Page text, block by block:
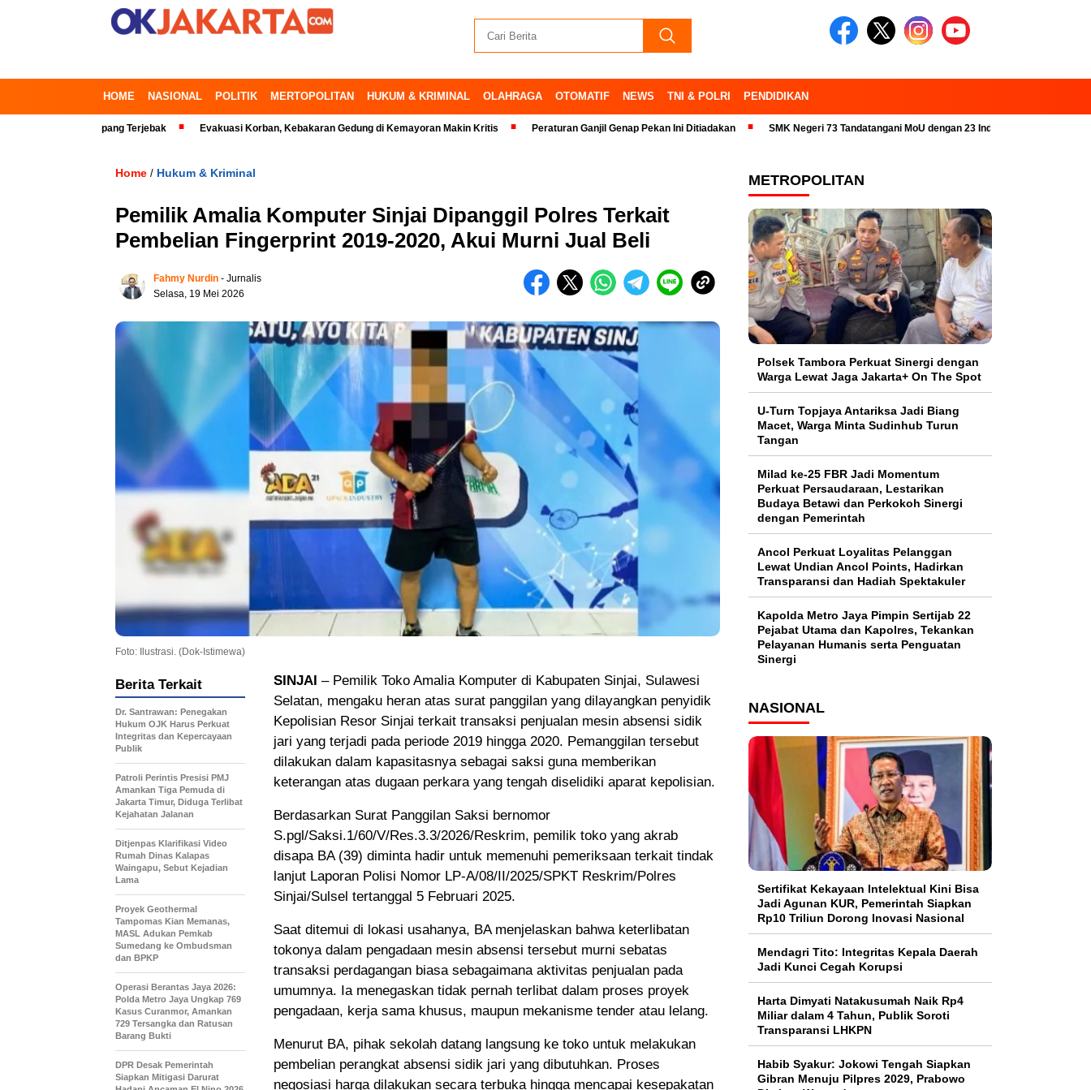
HOME NASIONAL POLITIK MERTOPOLITAN HUKUM & KRIMINAL OLAHRAGA OTOMATIF NEWS TNI & POLRI PENDIDIKAN
Penumpang Terjebak Evakuasi Korban, Kebakaran Gedung di Kemayoran Makin Kritis Peraturan Ganjil Genap Pekan Ini Ditiadakan SMK Negeri 73 Tandatangani MoU dengan 23 Industri Pariwisata dan Kampus
Home / Hukum & Kriminal
Pemilik Amalia Komputer Sinjai Dipanggil Polres Terkait
Pembelian Fingerprint 2019-2020, Akui Murni Jual Beli
Fahmy Nurdin - Jurnalis
Selasa, 19 Mei 2026
Foto: Ilustrasi. (Dok-Istimewa)
SINJAI – Pemilik Toko Amalia Komputer di Kabupaten Sinjai, Sulawesi
Selatan, mengaku heran atas surat panggilan yang dilayangkan penyidik
Kepolisian Resor Sinjai terkait transaksi penjualan mesin absensi sidik
jari yang terjadi pada periode 2019 hingga 2020. Pemanggilan tersebut
dilakukan dalam kapasitasnya sebagai saksi guna memberikan
keterangan atas dugaan perkara yang tengah diselidiki aparat kepolisian.
Berdasarkan Surat Panggilan Saksi bernomor
S.pgl/Saksi.1/60/V/Res.3.3/2026/Reskrim, pemilik toko yang akrab
disapa BA (39) diminta hadir untuk memenuhi pemeriksaan terkait tindak
lanjut Laporan Polisi Nomor LP-A/08/II/2025/SPKT Reskrim/Polres
Sinjai/Sulsel tertanggal 5 Februari 2025.
Saat ditemui di lokasi usahanya, BA menjelaskan bahwa keterlibatan
tokonya dalam pengadaan mesin absensi tersebut murni sebatas
transaksi perdagangan biasa sebagaimana aktivitas penjualan pada
umumnya. Ia menegaskan tidak pernah terlibat dalam proses proyek
pengadaan, kerja sama khusus, maupun mekanisme tender atau lelang.
Menurut BA, pihak sekolah datang langsung ke toko untuk melakukan
pembelian perangkat absensi sidik jari yang dibutuhkan. Proses
negosiasi harga dilakukan secara terbuka hingga mencapai kesepakatan
Berita Terkait
Dr. Santrawan: Penegakan
Hukum OJK Harus Perkuat
Integritas dan Kepercayaan
Publik
Patroli Perintis Presisi PMJ
Amankan Tiga Pemuda di
Jakarta Timur, Diduga Terlibat
Kejahatan Jalanan
Ditjenpas Klarifikasi Video
Rumah Dinas Kalapas
Waingapu, Sebut Kejadian
Lama
Proyek Geothermal
Tampomas Kian Memanas,
MASL Adukan Pemkab
Sumedang ke Ombudsman
dan BPKP
Operasi Berantas Jaya 2026:
Polda Metro Jaya Ungkap 769
Kasus Curanmor, Amankan
729 Tersangka dan Ratusan
Barang Bukti
DPR Desak Pemerintah
Siapkan Mitigasi Darurat
METROPOLITAN
Polsek Tambora Perkuat Sinergi dengan
Warga Lewat Jaga Jakarta+ On The Spot
U-Turn Topjaya Antariksa Jadi Biang
Macet, Warga Minta Sudinhub Turun
Tangan
Milad ke-25 FBR Jadi Momentum
Perkuat Persaudaraan, Lestarikan
Budaya Betawi dan Perkokoh Sinergi
dengan Pemerintah
Ancol Perkuat Loyalitas Pelanggan
Lewat Undian Ancol Points, Hadirkan
Transparansi dan Hadiah Spektakuler
Kapolda Metro Jaya Pimpin Sertijab 22
Pejabat Utama dan Kapolres, Tekankan
Pelayanan Humanis serta Penguatan
Sinergi
NASIONAL
Sertifikat Kekayaan Intelektual Kini Bisa
Jadi Agunan KUR, Pemerintah Siapkan
Rp10 Triliun Dorong Inovasi Nasional
Mendagri Tito: Integritas Kepala Daerah
Jadi Kunci Cegah Korupsi
Harta Dimyati Natakusumah Naik Rp4
Miliar dalam 4 Tahun, Publik Soroti
Transparansi LHKPN
Habib Syakur: Jokowi Tengah Siapkan
Gibran Menuju Pilpres 2029, Prabowo